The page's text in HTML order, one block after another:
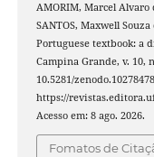
AMORIM, Marcel Alvaro
SANTOS, Maxwell
Portuguese textbook: a
Campina Grande, v. 10,
10.5281/
https://
Acesso em: 8 ago. 2026.
Fomatos de